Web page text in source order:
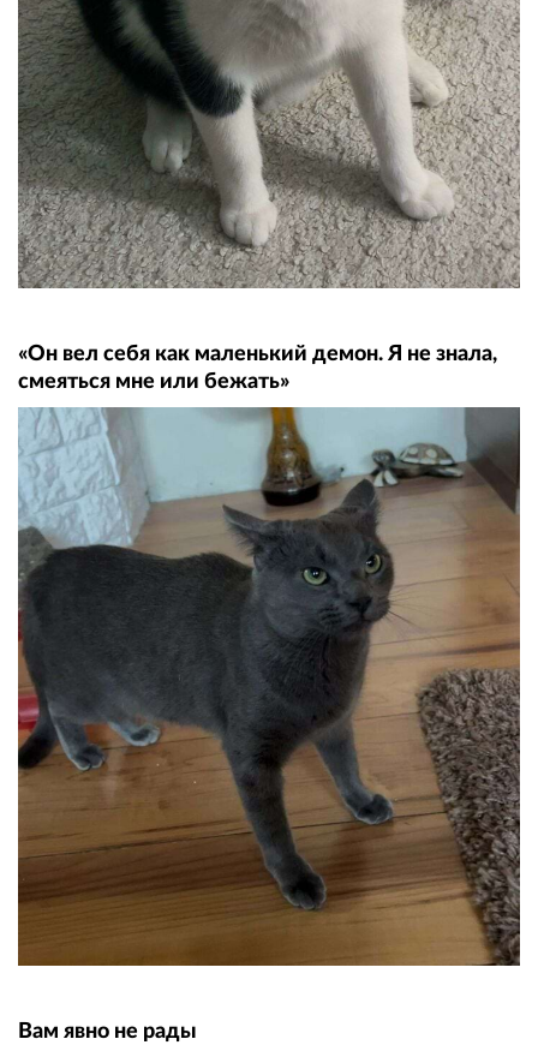
«Он вел себя как маленький демон. Я не знала,
смеяться мне или бежать»
Вам явно не рады